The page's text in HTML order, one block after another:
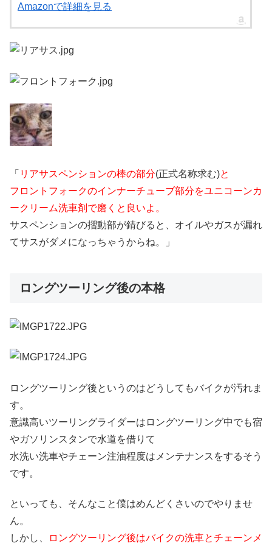
Amazonで詳細を見る
「 リアサスペンションの棒の部分(正式名称求む)と
フロントフォークのインナーチューブ部分をユニコーンカ
ークリーム洗車剤で磨くと良いよ。
サスペンションの摺動部が錆びると、オイルやガスが漏れ
てサスがダメになっちゃうからね。」
ロングツーリング後の本格
ロングツーリング後というのはどうしてもバイクが汚れま
す。
意識高いツーリングライダーはロングツーリング中でも宿
やガソリンスタンで水道を借りて
水洗い洗車やチェーン注油程度はメンテナンスをするそう
です。
といっても、そんなこと僕はめんどくさいのでやりませ
ん。
しかし、
ロングツーリング後はバイクの洗車とチェーンメ